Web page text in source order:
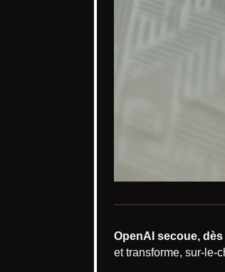
OpenAI secoue,
et transforme, sur-le-